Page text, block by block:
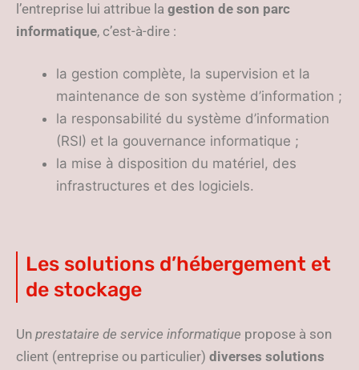
l’entreprise lui attribue la gestion de son parc
informatique, c’est-à-dire :
la gestion complète, la supervision et la
maintenance de son système d’information ;
la responsabilité du système d’information
(RSI) et la gouvernance informatique ;
la mise à disposition du matériel, des
infrastructures et des logiciels.
Les solutions d’hébergement et
de stockage
Un prestataire de service informatique propose à son
client (entreprise ou particulier) diverses solutions